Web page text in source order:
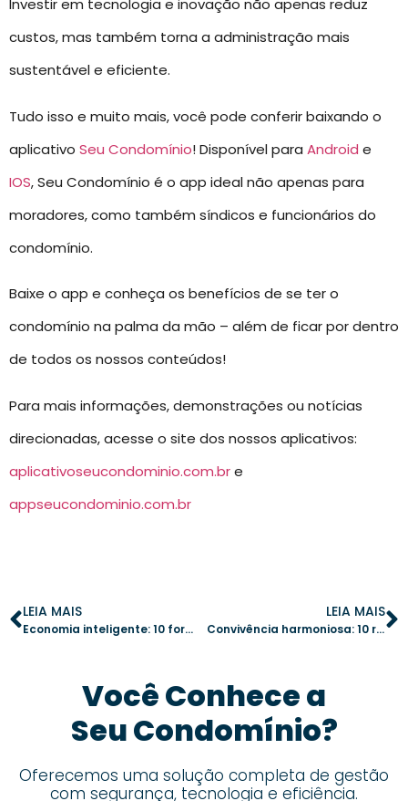
Investir em tecnologia e inovação não apenas reduz
custos, mas também torna a administração mais
sustentável e eficiente.
Tudo isso e muito mais, você pode conferir baixando o
aplicativo Seu Condomínio! Disponível para Android e
IOS, Seu Condomínio é o app ideal não apenas para
moradores, como também síndicos e funcionários do
condomínio.
Baixe o app e conheça os benefícios de se ter o
condomínio na palma da mão – além de ficar por dentro
de todos os nossos conteúdos!
Para mais informações, demonstrações ou notícias
direcionadas, acesse o site dos nossos aplicativos:
aplicativoseucondominio.com.bre
appseucondominio.com.br
LEIA MAIS
Economia inteligente: 10 formas de reduzir custos no condomínio sem comprometer a qualidade
LEIA MAIS
Convivência harmoniosa: 10 regras essenciais para evitar conflitos no condomínio
Você Conhece a
Seu Condomínio?
Oferecemos uma solução completa de gestão
com segurança, tecnologia e eficiência.